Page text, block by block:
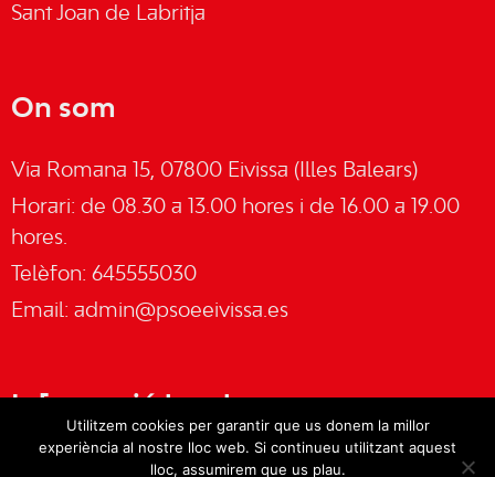
Sant Joan de Labritja
On som
Via Romana 15, 07800 Eivissa (Illes Balears)
Horari: de 08.30 a 13.00 hores i de 16.00 a 19.00
hores.
Telèfon: 645555030
Email: admin@psoeeivissa.es
Informació legal
Utilitzem cookies per garantir que us donem la millor
experiència al nostre lloc web. Si continueu utilitzant aquest
lloc, assumirem que us plau.